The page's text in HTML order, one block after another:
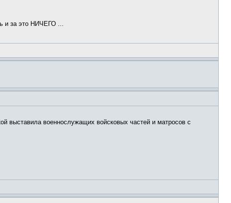
и за это НИЧЕГО ...
выставила военнослужащих войсковых частей и матросов с